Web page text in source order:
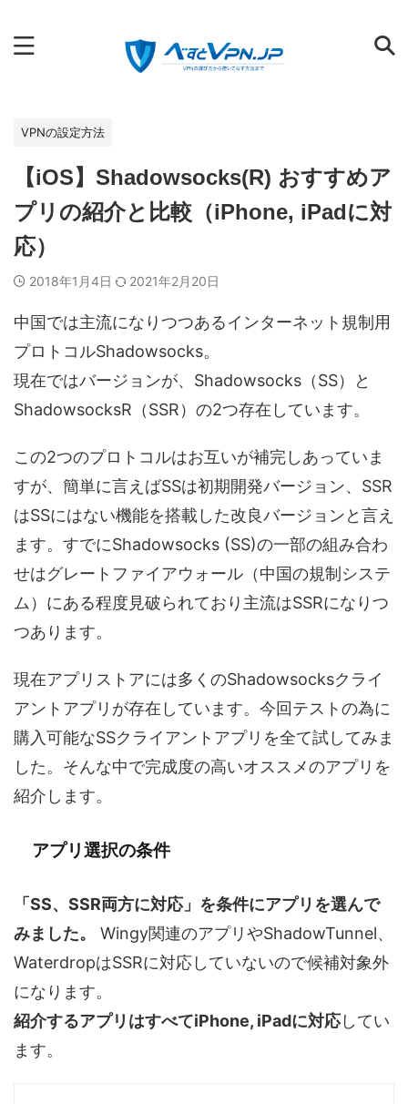
VPNの設定方法
【iOS】Shadowsocks(R) おすすめア
プリの紹介と比較（iPhone, iPadに対
応）
2018年1月4日 2021年2月20日
中国では主流になりつつあるインターネット規制用
プロトコルShadowsocks。
現在ではバージョンが、Shadowsocks（SS）と
ShadowsocksR（SSR）の2つ存在しています。
この2つのプロトコルはお互いが補完しあっていま
すが、簡単に言えばSSは初期開発バージョン、SSR
はSSにはない機能を搭載した改良バージョンと言え
ます。すでにShadowsocks (SS)の一部の組み合わ
せはグレートファイアウォール（中国の規制システ
ム）にある程度見破られており主流はSSRになりつ
つあります。
現在アプリストアには多くのShadowsocksクライ
アントアプリが存在しています。今回テストの為に
購入可能なSSクライアントアプリを全て試してみま
した。そんな中で完成度の高いオススメのアプリを
紹介します。
アプリ選択の条件
「SS、SSR両方に対応」を条件にアプリを選んで
みました。
Wingy関連のアプリやShadowTunnel、
WaterdropはSSRに対応していないので候補対象外
になります。
紹介するアプリはすべてiPhone, iPadに対応してい
ます。